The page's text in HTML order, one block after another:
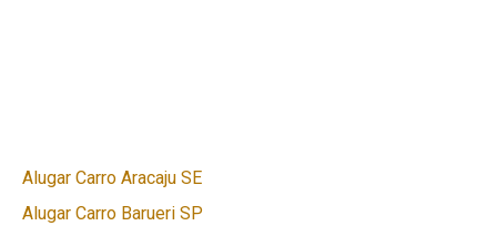
Alugar Carro Aracaju SE
Alugar Carro Barueri SP